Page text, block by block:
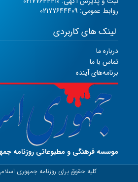
روابط عمومی: 02177644409
لینک های کاربردی
درباره ما
تماس با ما
برنامه‌های آینده
موسسه فرهنگی و مطبوعاتی روزنامه
کلیه حقوق برای روزنامه جمهوری